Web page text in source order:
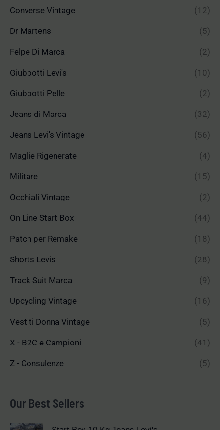
Converse Vintage (12)
Dr Martens (5)
Felpe Di Marca (2)
Giubbotti Levi's (10)
Giubbotti Pelle (2)
Jeans di Marca (32)
Jeans Levi's Vintage (56)
Maglie Rigenerate (4)
Militare (15)
Occhiali Vintage (2)
On Line Start Box (44)
Patch per Remake (18)
Shorts Levis (28)
Track Suit Marca (9)
Upcycling Vintage (16)
Vestiti Donna Vintage (5)
X - B2C e Campioni (41)
Z - Consulenze (5)
Our Best Sellers